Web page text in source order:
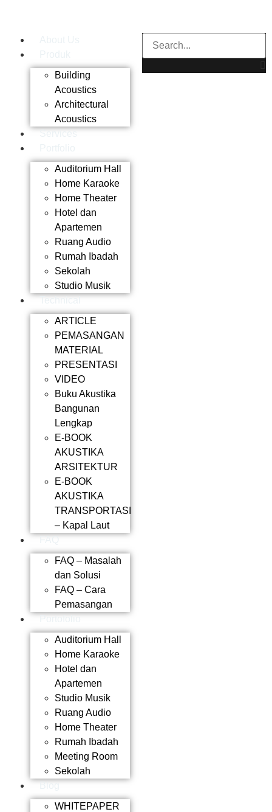
Building
Acoustics
Architectural
Acoustics
Auditorium Hall
Home Karaoke
Home Theater
Hotel dan
Apartemen
Ruang Audio
Rumah Ibadah
Sekolah
Studio Musik
ARTICLE
PEMASANGAN
MATERIAL
PRESENTASI
VIDEO
Buku Akustika
Bangunan
Lengkap
E-BOOK
AKUSTIKA
ARSITEKTUR
E-BOOK
AKUSTIKA
TRANSPORTASI
– Kapal Laut
FAQ – Masalah
dan Solusi
FAQ – Cara
Pemasangan
Auditorium Hall
Home Karaoke
Hotel dan
Apartemen
Studio Musik
Ruang Audio
Home Theater
Rumah Ibadah
Meeting Room
Sekolah
WHITEPAPER